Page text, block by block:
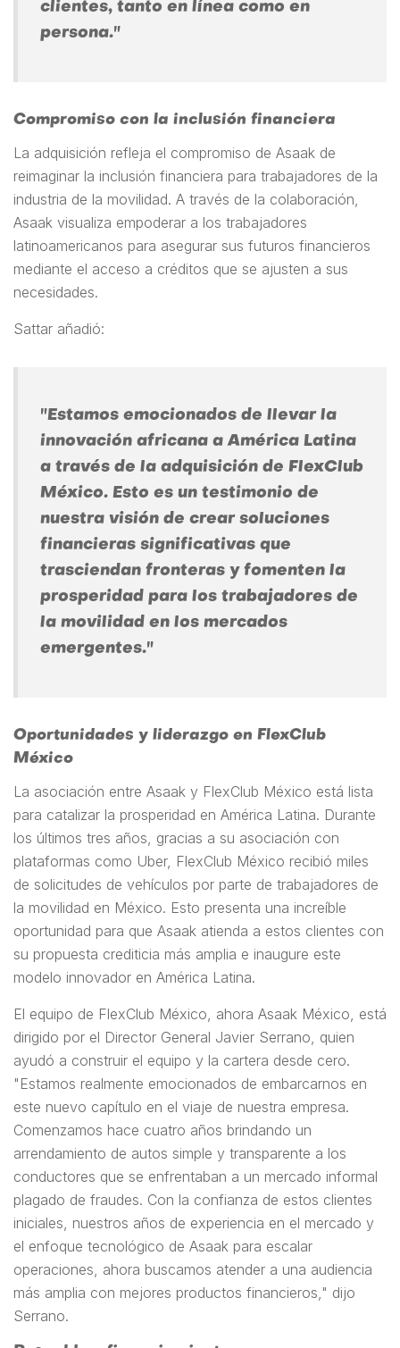
clientes, tanto en línea como en
persona."
Compromiso con la inclusión financiera
La adquisición refleja el compromiso de Asaak de
reimaginar la inclusión financiera para trabajadores de la
industria de la movilidad. A través de la colaboración,
Asaak visualiza empoderar a los trabajadores
latinoamericanos para asegurar sus futuros financieros
mediante el acceso a créditos que se ajusten a sus
necesidades.
Sattar añadió:
"Estamos emocionados de llevar la
innovación africana a América Latina
a través de la adquisición de FlexClub
México. Esto es un testimonio de
nuestra visión de crear soluciones
financieras significativas que
trasciendan fronteras y fomenten la
prosperidad para los trabajadores de
la movilidad en los mercados
emergentes."
Oportunidades y liderazgo en FlexClub
México
La asociación entre Asaak y FlexClub México está lista
para catalizar la prosperidad en América Latina. Durante
los últimos tres años, gracias a su asociación con
plataformas como Uber, FlexClub México recibió miles
de solicitudes de vehículos por parte de trabajadores de
la movilidad en México. Esto presenta una increíble
oportunidad para que Asaak atienda a estos clientes con
su propuesta crediticia más amplia e inaugure este
modelo innovador en América Latina.
El equipo de FlexClub México, ahora Asaak México, está
dirigido por el Director General Javier Serrano, quien
ayudó a construir el equipo y la cartera desde cero.
"Estamos realmente emocionados de embarcarnos en
este nuevo capítulo en el viaje de nuestra empresa.
Comenzamos hace cuatro años brindando un
arrendamiento de autos simple y transparente a los
conductores que se enfrentaban a un mercado informal
plagado de fraudes. Con la confianza de estos clientes
iniciales, nuestros años de experiencia en el mercado y
el enfoque tecnológico de Asaak para escalar
operaciones, ahora buscamos atender a una audiencia
más amplia con mejores productos financieros," dijo
Serrano.